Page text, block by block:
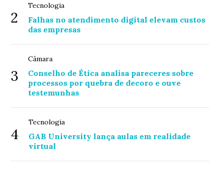
2
Tecnologia
Falhas no atendimento digital elevam custos
das empresas
3
Câmara
Conselho de Ética analisa pareceres sobre
processos por quebra de decoro e ouve
testemunhas
4
Tecnologia
GAB University lança aulas em realidade
virtual